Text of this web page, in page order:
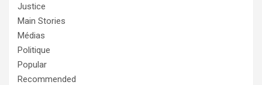
Justice
Main Stories
Médias
Politique
Popular
Recommended